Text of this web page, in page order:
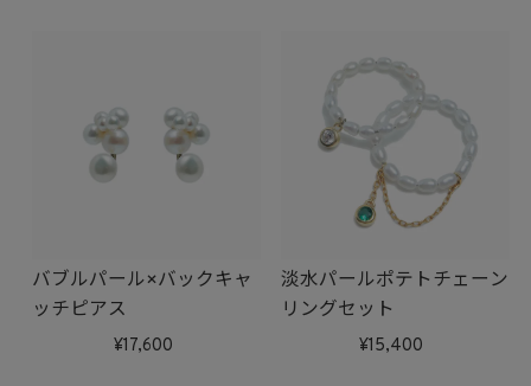
バブルパール×バックキャ
ッチピアス
17,600
淡水パールポテトチェーン
リングセット
15,400